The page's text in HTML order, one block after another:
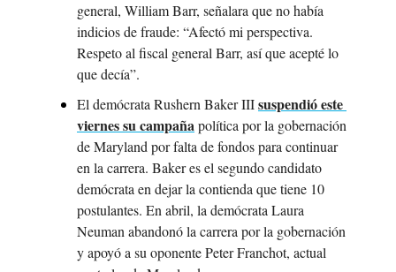
general, William Barr, señalara que no había
indicios de fraude: “Afectó mi perspectiva.
Respeto al fiscal general Barr, así que acepté lo
que decía”.
El demócrata Rushern Baker III suspendió este
viernes su campaña política por la gobernación
de Maryland por falta de fondos para continuar
en la carrera. Baker es el segundo candidato
demócrata en dejar la contienda que tiene 10
postulantes. En abril, la demócrata Laura
Neuman abandonó la carrera por la gobernación
y apoyó a su oponente Peter Franchot, actual